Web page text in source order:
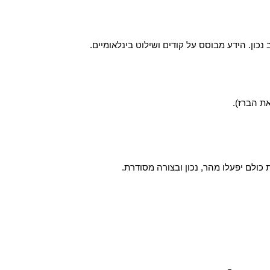
הידע מבוסס על קודים ושילוט בינלאומיים.
הברז).
יפעלו מהר, נכון ובצורה מסודרת.